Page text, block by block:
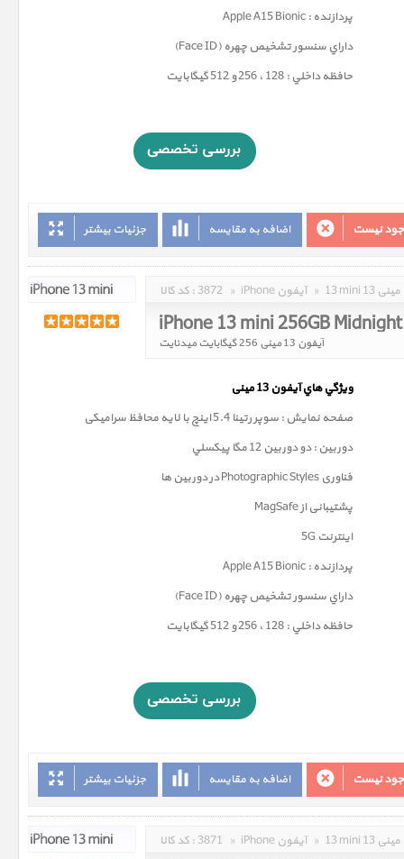
پردازنده : Apple A15 Bionic
داراي سنسور تشخيص چهره (Face ID)
حافظه داخلي : 128 ، 256 و 512 گيگابايت
جزئیات بیشتر اضافه به مقایسه نیست
کد کالا : 3872 » iPhone آیفون » 13 mini 13 مینی
iPhone 13 mini 256GB Midnight
آیفون 13 مینی 256 گیگابایت میدنایت
ويژگي هاي آيفون 13
مینی
صفحه نمايش : سوپر رتينا 5.4 اينچ با لایه محافظ سرامیکی
دوربين : دو دوربین 12 مگا پيکسلي
فناوری Photographic Stylesدر دوربین ها
پشتیبانی از MagSafe
اینترنت 5G
پردازنده : Apple A15 Bionic
داراي سنسور تشخيص چهره (Face ID)
حافظه داخلي : 128 ، 256 و 512 گيگابايت
جزئیات بیشتر اضافه به مقایسه نیست
کد کالا : 3871 » iPhone آیفون » 13 mini 13 مینی